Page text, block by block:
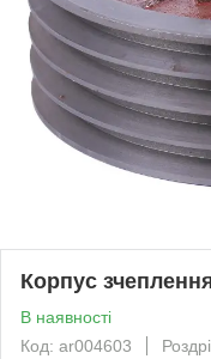
Корпус
В наявності
Код: ar004603